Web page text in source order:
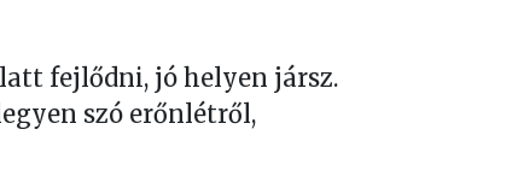
fejlődni, jó helyen jársz.
szó erőnlétről,